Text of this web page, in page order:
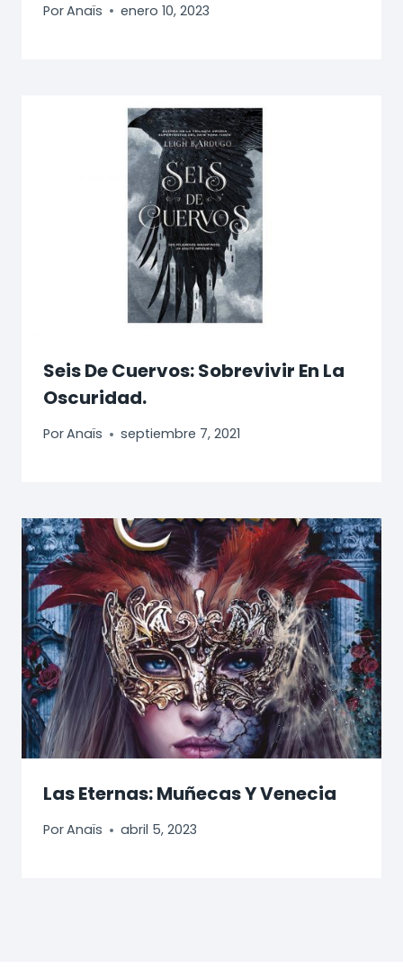
PorAnaïs enero 10, 2023
Seis De Cuervos: Sobrevivir En La
Oscuridad.
PorAnaïs septiembre 7, 2021
Las Eternas: Muñecas Y Venecia
PorAnaïs abril 5, 2023